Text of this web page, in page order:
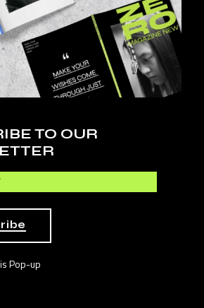
TO OUR
Pop-up
sit amet, consectetur adipiscing
tempor inci didunt ut labore et
Reply